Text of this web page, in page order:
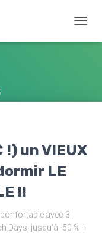
LA
un VIEUX
LE
!!
avec 3
Days, jusqu’à -50 % +